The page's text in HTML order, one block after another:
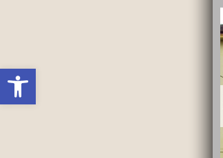
Deschide bara de unelte